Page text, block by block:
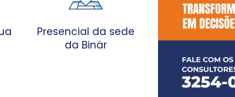
Presencial da sede
da Binär